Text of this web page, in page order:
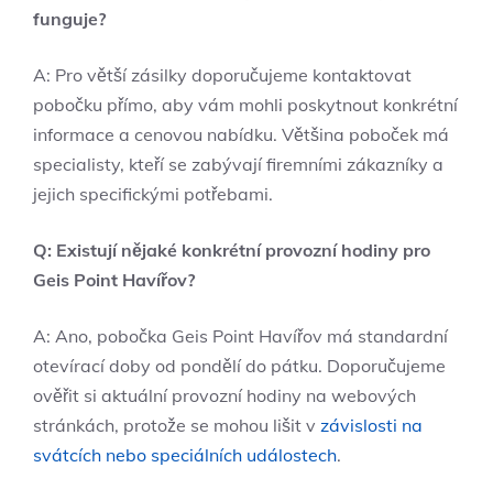
funguje?
A: Pro větší zásilky doporučujeme kontaktovat
pobočku přímo, aby vám mohli poskytnout konkrétní
informace a cenovou nabídku. Většina poboček má
specialisty, kteří se zabývají firemními zákazníky a
jejich specifickými potřebami.
Q: Existují nějaké konkrétní provozní hodiny pro
Geis Point Havířov?
A: Ano, pobočka Geis Point Havířov má standardní
otevírací doby od pondělí do pátku. Doporučujeme
ověřit si aktuální provozní hodiny na webových
stránkách, protože se mohou lišit v závislosti na
svátcích nebo speciálních událostech.